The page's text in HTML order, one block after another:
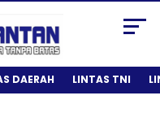
DAERAH LINTAS TNI